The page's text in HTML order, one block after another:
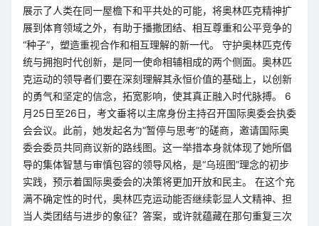
展示了人类在同一屋檐下和平共处的可能，将奥林匹克精神扩
展到体育领域之外，有助于播撒团结、相互尊重和公平竞争的
“种子”，塑造重视合作和相互理解的新一代。 守护奥林匹克传
统与拥抱时代创新，是同一使命相辅相成的两个侧面。奥林匹
克运动的领导者们要在深刻理解其永恒价值的基础上，以创新
的勇气和坚定的信念，拓宽影响，使其真正融入时代脉搏。 6
月25日至26日，考文垂将以主席身份主持召开国际奥委会执委
会会议。此前，她发起名为“暂停与思考”的磋商，邀请国际奥
委会委员共同商议新的路线图。这一举措本身就体现了她所倡
导的集体智慧与审慎包容的领导风格，是“乌班图”理念的初步
实践，预示着国际奥委会的决策将更加开放和民主。 在这个充
满不确定性的时代，奥林匹克运动能否继续彰显人文精神、担
当人类团结与进步的象征？答案，或许就蕴藏在那句重复三次